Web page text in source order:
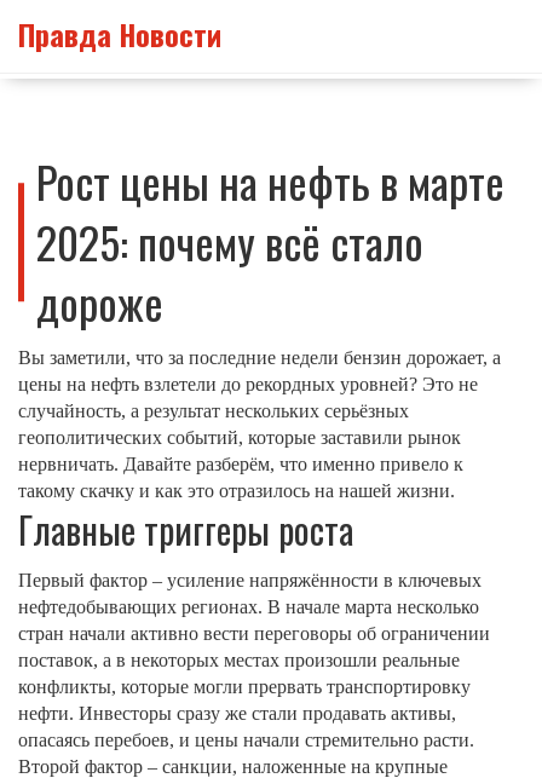
Правда Новости
Рост цены на нефть в марте
2025: почему всё стало
дороже
Вы заметили, что за последние недели бензин дорожает, а
цены на нефть взлетели до рекордных уровней? Это не
случайность, а результат нескольких серьёзных
геополитических событий, которые заставили рынок
нервничать. Давайте разберём, что именно привело к
такому скачку и как это отразилось на нашей жизни.
Главные триггеры роста
Первый фактор – усиление напряжённости в ключевых
нефтедобывающих регионах. В начале марта несколько
стран начали активно вести переговоры об ограничении
поставок, а в некоторых местах произошли реальные
конфликты, которые могли прервать транспортировку
нефти. Инвесторы сразу же стали продавать активы,
опасаясь перебоев, и цены начали стремительно расти.
Второй фактор – санкции, наложенные на крупные